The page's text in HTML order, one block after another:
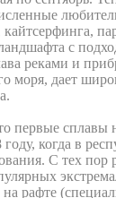
кайтсерфинга,
с
реками и
моря, дает
первые сплавы
когда в
С тех пор
рафте